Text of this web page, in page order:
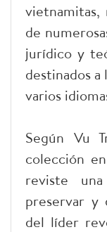
vietnamitas,
de
jurídico y
destinados
varios
Según Vu
colección
reviste
preservar y
del líder